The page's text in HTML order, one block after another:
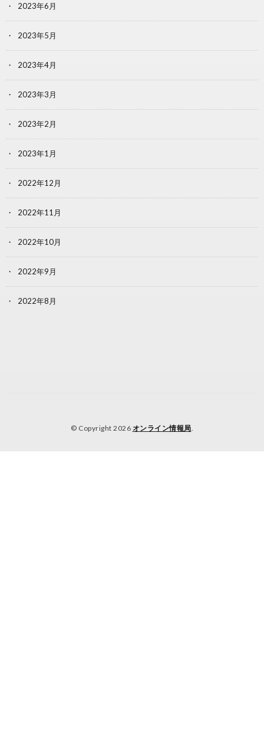
2023年6月
2023年5月
2023年4月
2023年3月
2023年2月
2023年1月
2022年12月
2022年11月
2022年10月
2022年9月
2022年8月
© Copyright 2026 オンライン情報局